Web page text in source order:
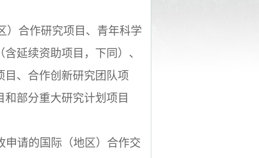
）合作研究项目、青年科学
延续资助项目，下同）、
、合作创新研究团队项
部分重大研究计划项目
申请的国际（地区）合作交